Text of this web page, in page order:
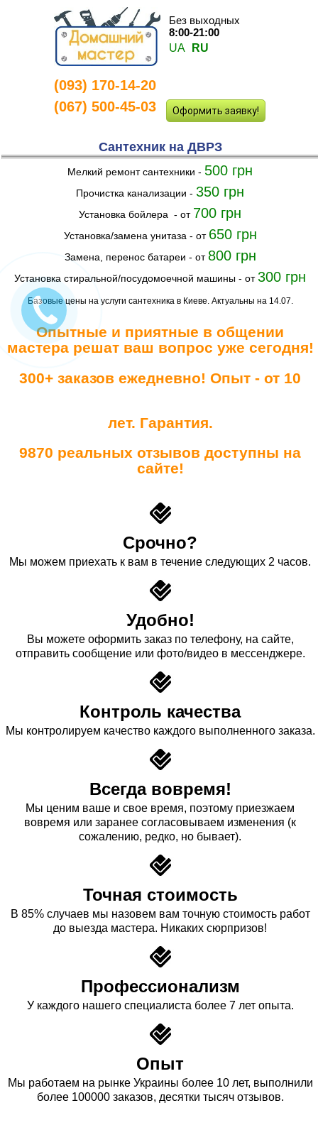
Без выходных
8:00-21:00
UA
RU
(093) 170-14-20
(067) 500-45-03
Оформить заявку!
Сантехник на ДВРЗ
Мелкий ремонт сантехники - 500 грн
Прочистка канализации -350 грн
Установка бойлера - от 700 грн
Установка/замена унитаза - от 650 грн
Замена, перенос батареи - от 800 грн
Установка стиральной/посудомоечной машины - от300 грн
Базовые цены на услуги сантехника в Киеве. Актуальны на 14.07.
Опытные и приятные в общении
мастера решат ваш вопрос уже сегодня!
300+ заказов ежедневно! Опыт - от 10
лет. Гарантия.
9870 реальных отзывов доступны на
сайте!
Срочно?
Мы можем приехать к вам в течение следующих 2 часов.
Удобно!
Вы можете оформить заказ по телефону, на сайте,
отправить сообщение или фото/видео в мессенджере.
Контроль качества
Мы контролируем качество каждого выполненного заказа.
Всегда вовремя!
Мы ценим ваше и свое время, поэтому приезжаем
вовремя или заранее согласовываем изменения (к
сожалению, редко, но бывает).
Точная стоимость
В 85% случаев мы назовем вам точную стоимость работ
до выезда мастера. Никаких сюрпризов!
Профессионализм
У каждого нашего специалиста более 7 лет опыта.
Опыт
Мы работаем на рынке Украины более 10 лет, выполнили
более 100000 заказов, десятки тысяч отзывов.